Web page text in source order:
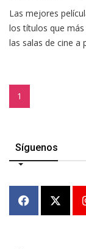
Las mejores
los títulos que
las salas de cine a
1
Síguenos